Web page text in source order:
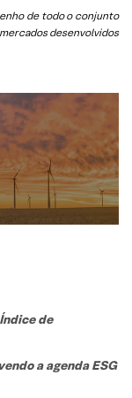
de todo o conjunto
desenvolvidos
de
a agenda ESG